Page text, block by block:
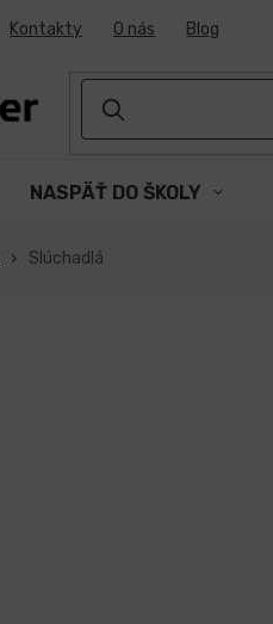
Kontakty O nás Blog
NASPÄŤ DO ŠKOLY
Slúchadlá